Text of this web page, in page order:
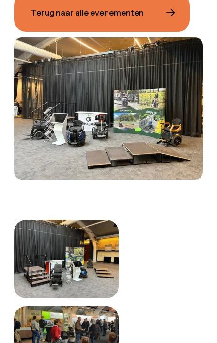
Terug naar alle evenementen